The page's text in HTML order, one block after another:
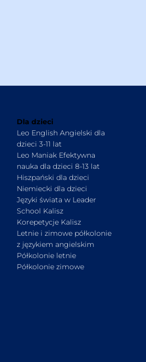
Dla dzieci
Leo English Angielski dla
dzieci 3-11 lat
Leo Maniak Efektywna
nauka dla dzieci 8-13 lat
Hiszpański dla dzieci
Niemiecki dla dzieci
Języki świata w Leader
School Kalisz
Korepetycje Kalisz
Letnie i zimowe półkolonie
z językiem angielskim
Półkolonie letnie
Półkolonie zimowe